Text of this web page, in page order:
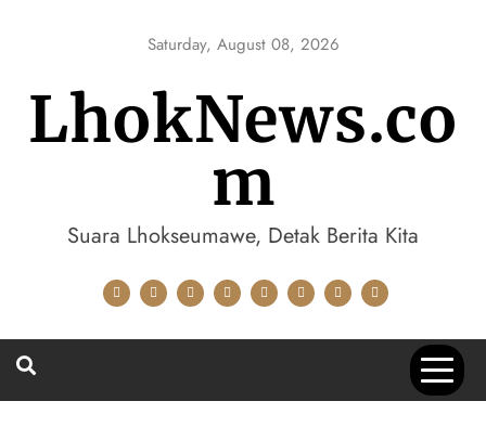
Saturday, August 08, 2026
LhokNews.co
m
Suara Lhokseumawe, Detak Berita Kita